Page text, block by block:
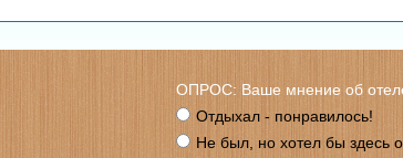
ОПРОС: Ваше мнение об
Отдыхал - понравилось!
Не был, но хотел бы здесь